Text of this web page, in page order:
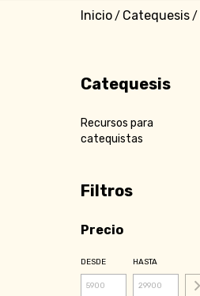
Inicio/ Catequesis/
Catequesis
Recursos para
catequistas
Filtros
Precio
DESDE HASTA